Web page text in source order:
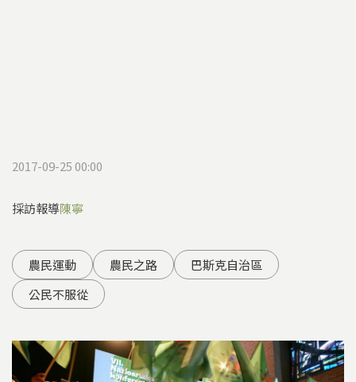
2017-09-25 00:00
採訪報導陳寧
農民運動 農民之路
巴斯克自治區
公民不服從